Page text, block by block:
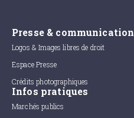
Presse & communication
Logos & Images libres de droit
Espace Presse
Crédits photographiques
Infos pratiques
Marchés publics